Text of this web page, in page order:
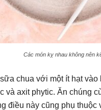
Các món kỵ nhau không nên
chua với một ít hạt
và axit phytic. Ăn chúng
điều này cũng phụ